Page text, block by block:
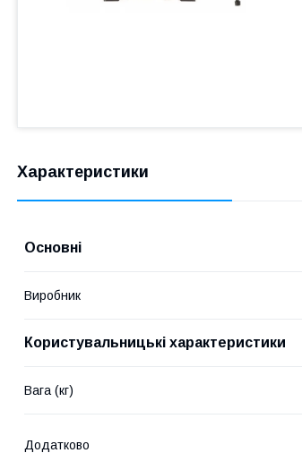
Характеристики
Основні
Виробник
Користувальницькі характеристики
Вага (кг)
Додатково